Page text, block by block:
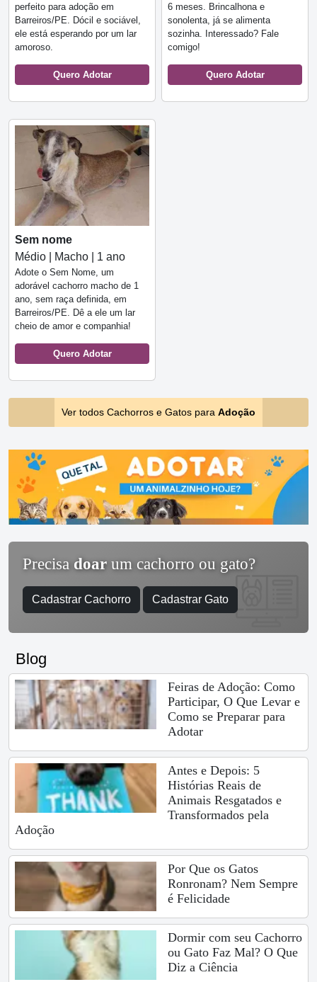
perfeito para adoção em
Barreiros/PE. Dócil e sociável,
ele está esperando por um lar
amoroso.
Quero Adotar
6 meses. Brincalhona e
sonolenta, já se alimenta
sozinha. Interessado? Fale
comigo!
Quero Adotar
Sem nome
Médio | Macho | 1 ano
Adote o Sem Nome, um
adorável cachorro macho de 1
ano, sem raça definida, em
Barreiros/PE. Dê a ele um lar
cheio de amor e companhia!
Quero Adotar
Ver todos Cachorros e Gatos para Adoção
Precisa doar um cachorro ou gato?
Cadastrar Cachorro Cadastrar Gato
Blog
Feiras de Adoção: Como
Participar, O Que Levar e
Como se Preparar para
Adotar
Antes e Depois: 5
Histórias Reais de
Animais Resgatados e
Transformados pela
Adoção
Por Que os Gatos
Ronronam? Nem Sempre
é Felicidade
Dormir com seu Cachorro
ou Gato Faz Mal? O Que
Diz a Ciência